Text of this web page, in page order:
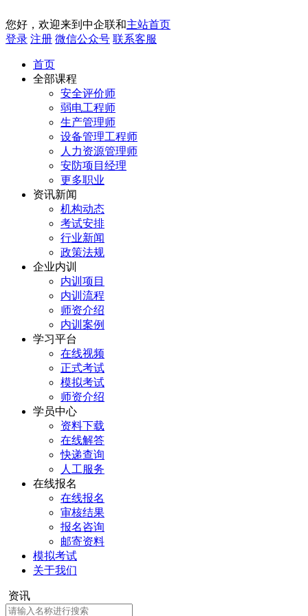
您好，欢迎来到中企联和主站首页
登录 注册 微信公众号 联系客服
首页
全部课程
安全评价师
弱电工程师
生产管理师
设备管理工程师
人力资源管理师
安防项目经理
更多职业
资讯新闻
机构动态
考试安排
行业新闻
政策法规
企业内训
内训项目
内训流程
师资介绍
内训案例
学习平台
在线视频
正式考试
模拟考试
师资介绍
学员中心
资料下载
在线解答
快递查询
人工服务
在线报名
在线报名
审核结果
报名咨询
邮寄资料
模拟考试
关于我们
资讯